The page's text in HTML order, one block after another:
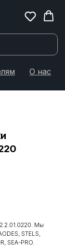
О нас
Мы
STELS,
SEA-PRO.